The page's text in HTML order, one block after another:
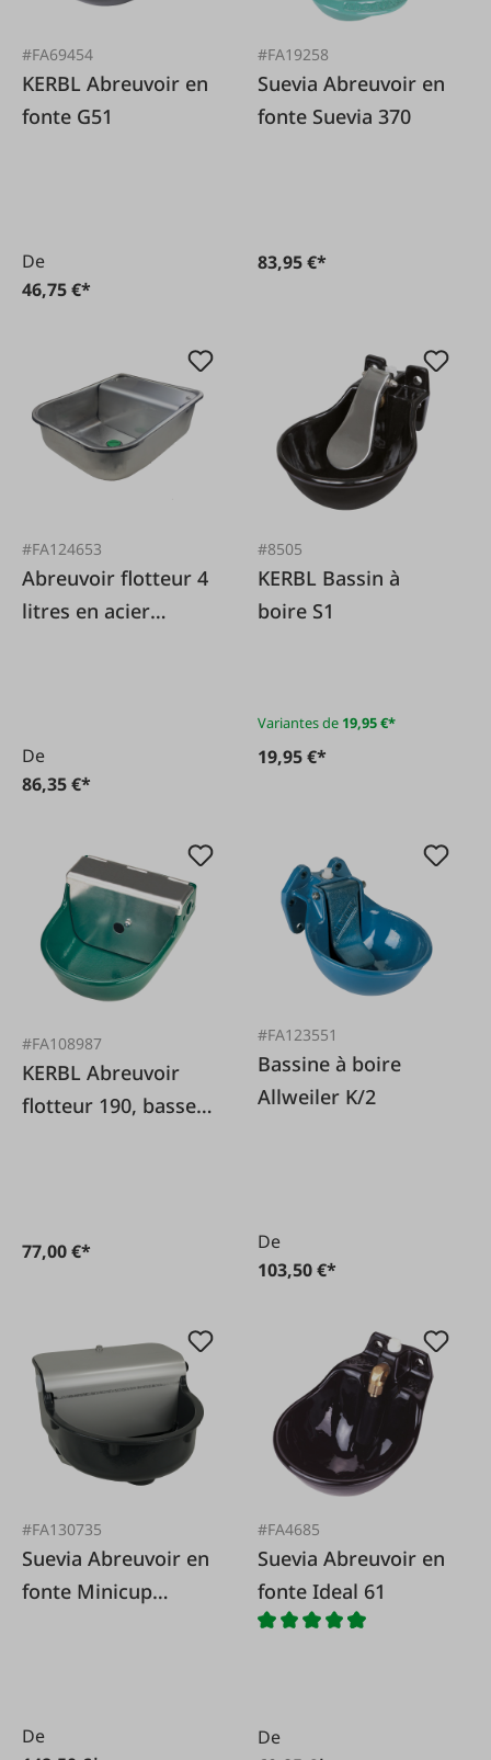
#FA69454
KERBL Abreuvoir en
fonte G51
De
46,75 €*
#FA19258
Suevia Abreuvoir en
fonte Suevia 370
83,95 €*
#FA124653
Abreuvoir flotteur 4
litres en acier
De
86,35 €*
#8505
KERBL Bassin à
boire S1
Variantes de 19,95 €*
19,95 €*
#FA108987
KERBL Abreuvoir
flotteur 190, basse
77,00 €*
#FA123551
Bassine à boire
Allweiler K/2
De
103,50 €*
#FA130735
Suevia Abreuvoir en
fonte Minicup
De
#FA4685
Suevia Abreuvoir en
fonte Ideal 61
De